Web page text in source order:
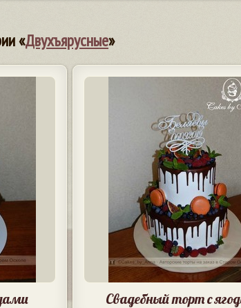
«Двухъярусные»
Свадебный торт с